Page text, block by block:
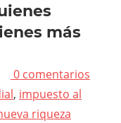
más
0 comentarios
, impuesto al
riqueza